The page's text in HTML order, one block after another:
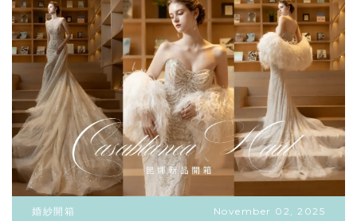
知道它的力量如果妳心裡有一點點悸動、覺得「就是它」——
那代表妳一定要親自來穿穿看。▍立即預約試穿｜填寫表
單，讓我們為妳準備專屬白紗時刻（預約排程有限，建議提
前預約）
霧感的淡藍與象牙白隨步伐輕輕擺動，溫柔得像一首慢歌。
捕捉自然流動的氛圍：牽手、回頭、相視而笑，所有動作都
像剛剛好被風吹動。風格亮點柔光 × 沉靜色調：把櫻花的甜
度降低，呈現更高級、日系電影的質感。自然互動式拍攝：
每一張都像是有台詞的劇照。文化服飾也能拍得很輕盈：韓
服在特調的色調中呈現更浪漫的氣質。適合新人✔ 想拍出
「不落俗套的櫻花照」✔ 喜歡日韓影集的氛圍✔ 想要自然、
純淨、不做作的互動畫面｜Scene 2｜櫻花彼端・白紗的春光
浪漫跳脫傳統白紗構圖，把鏡頭放在「兩個人之間的情
緒」。陽光透過花瓣灑落，新娘被抱起的瞬間帶著失重感，
全景明亮得像是夢裡。白紗的飛揚、櫻花的盛放、笑容的真
婚紗開箱 November 02, 2025